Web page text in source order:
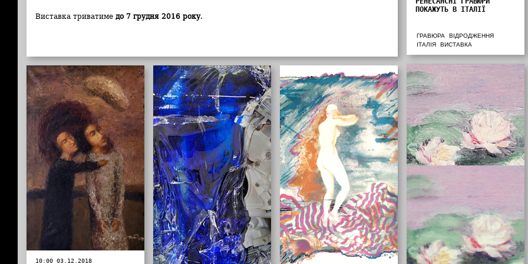
Виставка триватиме до 7 грудня 2016 року.
ПОКАЖУТЬ В ІТАЛІЇ
ГРАВЮРА
ВІДРОДЖЕННЯ
ІТАЛІЯ
ВИСТАВКА
10:00 03.12.2018